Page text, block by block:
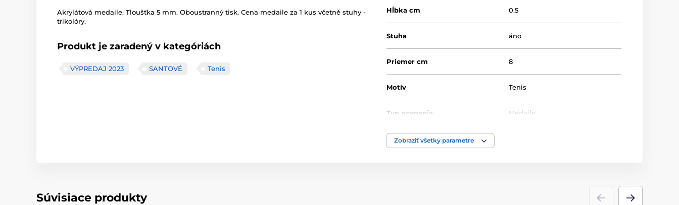
Akrylátová medaile. Tloušťka 5 mm. Oboustranný tisk. Cena medaile za 1 kus včetně stuhy -
trikolóry.
Produkt je zaradený v kategóriách
VÝPREDAJ 2023 SANTOVÉ Tenis
Hĺbka cm 0.5
Stuha áno
Priemer cm 8
Motív Tenis
Typ ocenenia Medaile
Zobraziť všetky parametre
Súvisiace produkty